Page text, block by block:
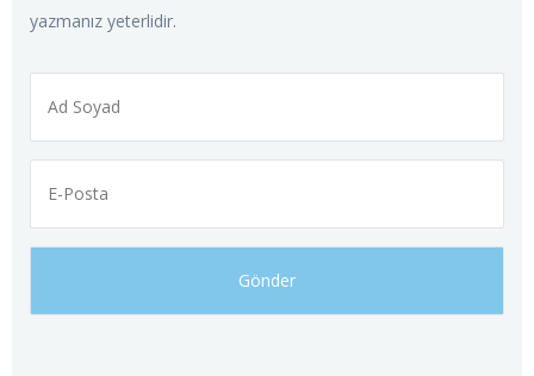
yazmanız yeterlidir.